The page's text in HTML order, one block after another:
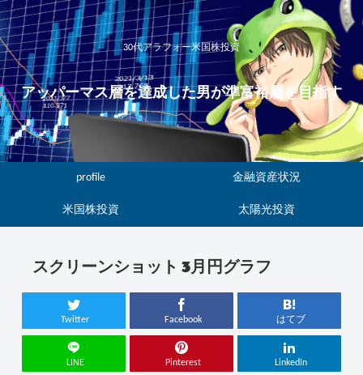
30代アラフォー米国株投資
アッパーマス層を達成した男が準富裕層を目指す
profile 金融資産状況
米国株投資 太陽光投資
スクリーンショット 3月円グラフ
Twitter Facebook はてブ
LINE Pinterest LinkedIn